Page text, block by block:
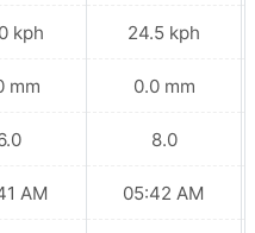
kph
mm
AM
24.5 kph
0.0 mm
8.0
05:42 AM